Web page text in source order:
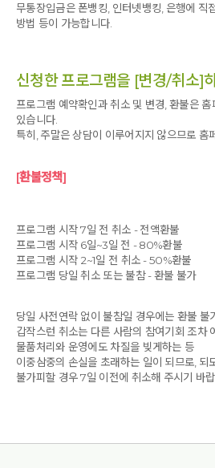
무통장입금은 폰뱅킹, 인터넷뱅킹, 은행에 직
방법 등이 가능합니다.
신청한 프로그램을 [변경/취소]
프로그램 예약확인과 취소 및 변경, 환불은
있습니다.
특히, 주말은 상담이 이루어지지 않으므로 홈
[환불정책]
프로그램 시작 7일 전 취소 - 전액환불
프로그램 시작 6일~3일 전 - 80%환불
프로그램 시작 2~1일 전 취소 - 50%환불
프로그램 당일 취소 또는 불참 - 환불 불가
당일 사전연락 없이 불참일 경우에는 환불 불
갑작스런 취소는 다른 사람의 참여기회 조차
물품처리와 운영에도 차질을 빚게하는 등
이중삼중의 손실을 초래하는 일이 되므로, 되
불가피할 경우 7일 이전에 취소해 주시기 바